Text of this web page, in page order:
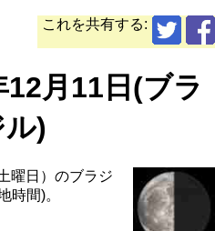
これを共有する:
12月11日(ブラ
ル)
曜日）のブラジ
時間)。